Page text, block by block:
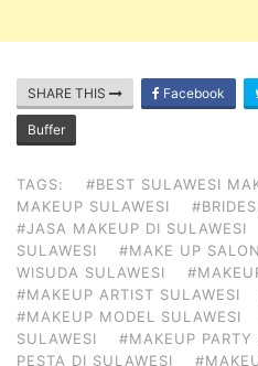
SHARE THIS Facebook
Buffer
TAGS: #BEST SULAWESI
MAKEUP SULAWESI
#JASA MAKEUP DI SULAWESI
SULAWESI
#MAKE UP
WISUDA SULAWESI
#MAKEUP ARTIST SULAWESI
#MAKEUP MODEL SULAWESI
SULAWESI
#MAKEUP PARTY
PESTA DI SULAWESI